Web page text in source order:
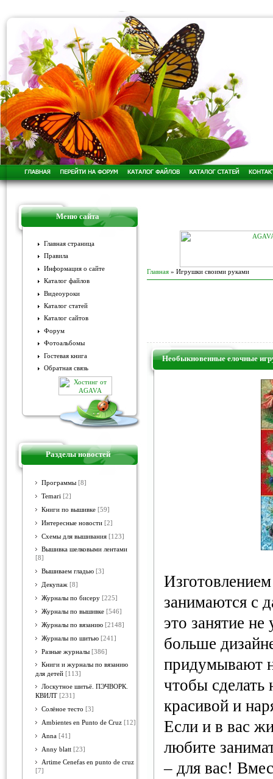
Меню сайта
Главная страница
Правила
Информация о сайте
Каталог файлов
Видеоуроки
Каталог статей
Каталог сайтов
Форум
Фотоальбомы
Гостевая книга
Обратная связь
Разделы новостей
Программы [8]
Temari [2]
Книги по вышивке [59]
Интересные новости [2]
Схемы для вышивания [123]
Вышивка шелковыми лентами
[8]
Вышиваем гладью [3]
Декупаж [8]
Журналы по бисеру [225]
Журналы по вышивке [546]
Журналы по вязанию [2148]
Журналы по шитью [241]
Разные журналы [386]
Книги и журналы по вязанию
для детей [113]
Лоскутное шитьё. ПЭЧВОРК.
КВИЛТ [231]
Солёное тесто [3]
Ambientes en Punto de Cruz [12]
Anna [41]
Anny blatt [23]
Artime Cenefas en punto de cruz
[7]
Главная » Игрушки своими руками
Необыкновенные елочные
занимаются с
это занятие не
больше
придумывают
чтобы
красивой и
Если и в вас
любите
– для вас!